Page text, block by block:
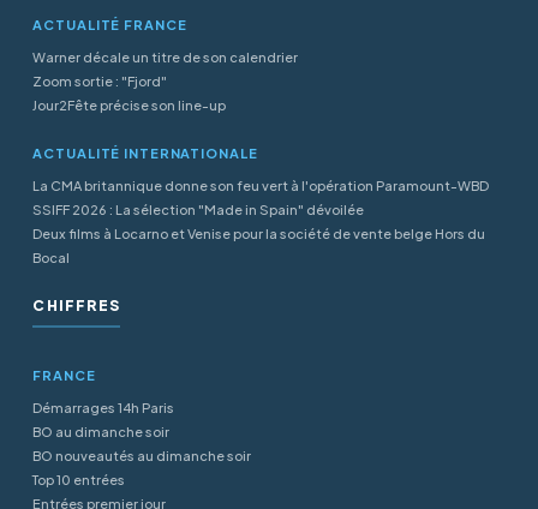
ACTUALITÉ FRANCE
Warner décale un titre de son calendrier
Zoom sortie : "Fjord"
Jour2Fête précise son line-up
ACTUALITÉ INTERNATIONALE
La CMA britannique donne son feu vert à l'opération Paramount-WBD
SSIFF 2026 : La sélection "Made in Spain" dévoilée
Deux films à Locarno et Venise pour la société de vente belge Hors du
Bocal
CHIFFRES
FRANCE
Démarrages 14h Paris
BO au dimanche soir
BO nouveautés au dimanche soir
Top 10 entrées
Entrées premier jour